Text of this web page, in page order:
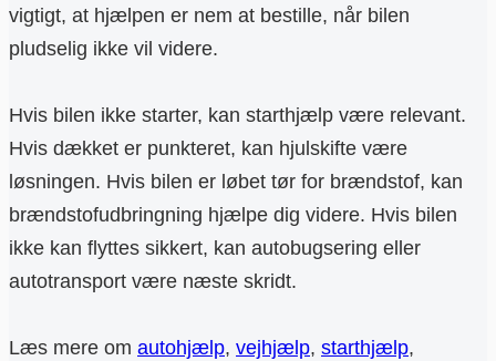
vigtigt, at hjælpen er nem at bestille, når bilen
pludselig ikke vil videre.
Hvis bilen ikke starter, kan starthjælp være relevant.
Hvis dækket er punkteret, kan hjulskifte være
løsningen. Hvis bilen er løbet tør for brændstof, kan
brændstofudbringning hjælpe dig videre. Hvis bilen
ikke kan flyttes sikkert, kan autobugsering eller
autotransport være næste skridt.
Læs mere om autohjælp, vejhjælp, starthjælp,